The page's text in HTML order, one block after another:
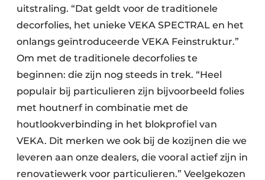
uitstraling. “Dat geldt voor de traditionele
decorfolies, het unieke VEKA SPECTRAL en het
onlangs geïntroduceerde VEKA Feinstruktur.”
Om met de traditionele decorfolies te
beginnen: die zijn nog steeds in trek. “Heel
populair bij particulieren zijn bijvoorbeeld folies
met houtnerf in combinatie met de
houtlookverbinding in het blokprofiel van
VEKA. Dit merken we ook bij de kozijnen die we
leveren aan onze dealers, die vooral actief zijn in
renovatiewerk voor particulieren.” Veelgekozen